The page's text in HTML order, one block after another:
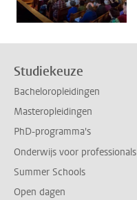
Studiekeuze
Bacheloropleidingen
Masteropleidingen
PhD-programma's
Onderwijs voor professionals
Summer Schools
Open dagen